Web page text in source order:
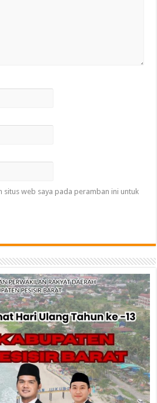
situs web saya pada peramban ini untuk